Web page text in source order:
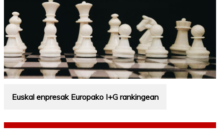
Euskal enpresak Europako I+G rankingean